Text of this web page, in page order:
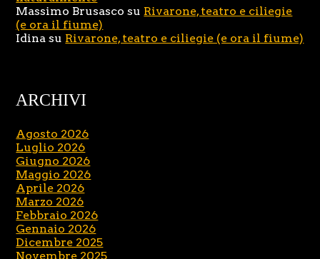
Massimo Brusasco su Rivarone, teatro e ciliegie
(e ora il fiume)
Idina su Rivarone, teatro e ciliegie (e ora il fiume)
ARCHIVI
Agosto 2026
Luglio 2026
Giugno 2026
Maggio 2026
Aprile 2026
Marzo 2026
Febbraio 2026
Gennaio 2026
Dicembre 2025
Novembre 2025